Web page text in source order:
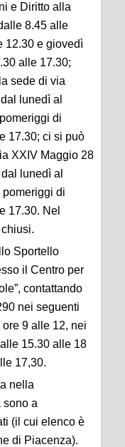
e Diritto alla
8.45 alle
12.30 e giovedì
alle 17.30;
sede di via
lunedì al
di
17.30; ci si può
XXIV Maggio 28
lunedì al
di
17.30. Nel
Sportello
il Centro per
contattando
nei seguenti
9 alle 12, nei
15.30 alle 18
17,30.
nella
sono a
(il cui elenco è
di Piacenza).